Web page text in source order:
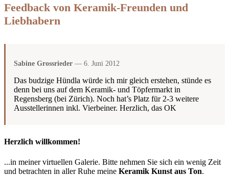
Feedback von Keramik-Freunden und
Liebhabern
Sabine Grossrieder — 6. Juni 2012
Das budzige Hündla würde ich mir gleich erstehen, stünde es
denn bei uns auf dem Keramik- und Töpfermarkt in
Regensberg (bei Zürich). Noch hat’s Platz für 2-3 weitere
Ausstellerinnen inkl. Vierbeiner. Herzlich, das OK
Herzlich willkommen!
...in meiner virtuellen Galerie. Bitte nehmen Sie sich ein wenig Zeit
und betrachten in aller Ruhe meine Keramik Kunst aus Ton.